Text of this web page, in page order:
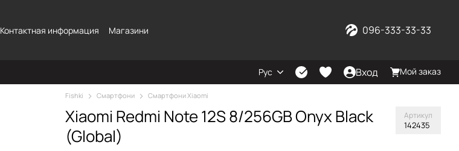
Контактная информация Магазини 096-333-33-33
Рус Вход Мой заказ
Fishki Смартфони Смартфони Xiaomi
Xiaomi Redmi Note 12S 8/256GB Onyx Black
(Global)
Артикул
142435